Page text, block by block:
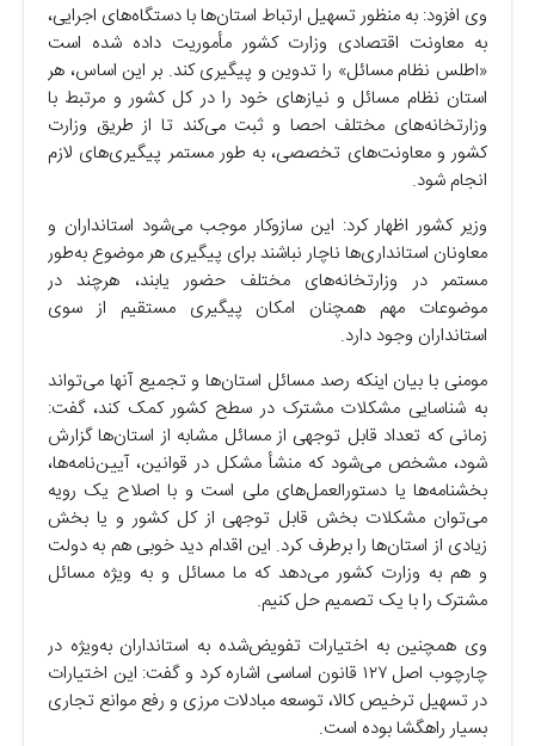
وی افزود: به منظور تسهیل ارتباط استان‌ها با دستگاه‌های اجرایی،
به معاونت اقتصادی وزارت کشور مأموریت داده شده است
«اطلس نظام مسائل» را تدوین و پیگیری کند. بر این اساس، هر
استان نظام مسائل و نیازهای خود را در کل کشور و مرتبط با
وزارتخانه‌های مختلف احصا و ثبت می‌کند تا از طریق وزارت
کشور و معاونت‌های تخصصی، به طور مستمر پیگیری‌های لازم
انجام شود.
وزیر کشور اظهار کرد: این سازوکار موجب می‌شود استانداران و
معاونان استانداری‌ها ناچار نباشند برای پیگیری هر موضوع به‌طور
مستمر در وزارتخانه‌های مختلف حضور یابند، هرچند در
موضوعات مهم همچنان امکان پیگیری مستقیم از سوی
استانداران وجود دارد.
مومنی با بیان اینکه رصد مسائل استان‌ها و تجمیع آنها می‌تواند
به شناسایی مشکلات مشترک در سطح کشور کمک کند، گفت:
زمانی که تعداد قابل توجهی از مسائل مشابه از استان‌ها گزارش
شود، مشخص می‌شود که منشأ مشکل در قوانین، آیین‌نامه‌ها،
بخشنامه‌ها یا دستورالعمل‌های ملی است و با اصلاح یک رویه
می‌توان مشکلات بخش قابل توجهی از کل کشور و یا بخش
زیادی از استان‌ها را برطرف کرد. این اقدام دید خوبی هم به دولت
و هم به وزارت کشور می‌دهد که ما مسائل و به ویژه مسائل
مشترک را با یک تصمیم حل کنیم.
وی همچنین به اختیارات تفویض‌شده به استانداران به‌ویژه در
چارچوب اصل ۱۲۷ قانون اساسی اشاره کرد و گفت: این اختیارات
در تسهیل ترخیص کالا، توسعه مبادلات مرزی و رفع موانع تجاری
بسیار راهگشا بوده است.